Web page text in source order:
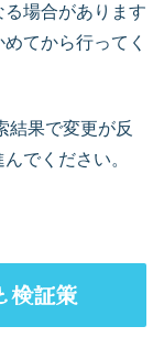
場合があります
てから行ってく
結果で変更が反
でください。
検証策